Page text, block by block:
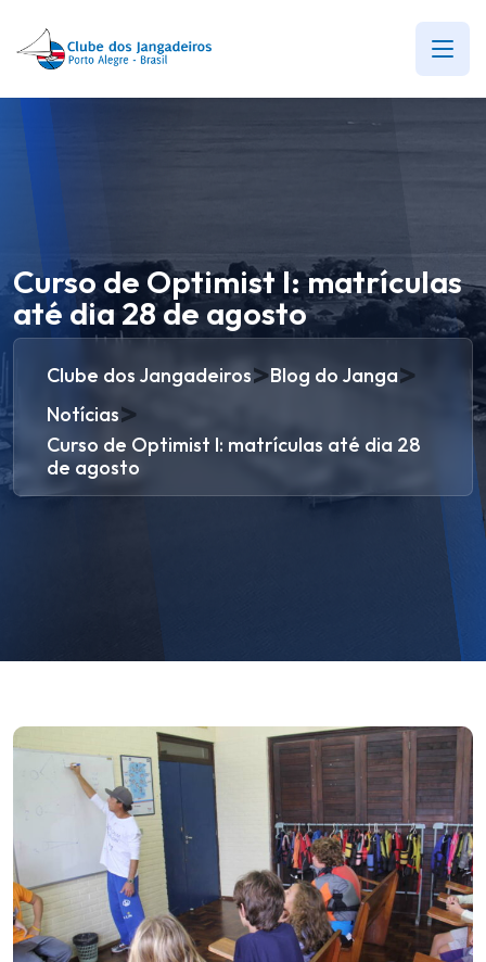
Curso de Optimist I: matrículas
até dia 28 de agosto
Clube dos Jangadeiros>Blog do Janga>
Notícias>
Curso de Optimist I: matrículas até dia 28
de agosto